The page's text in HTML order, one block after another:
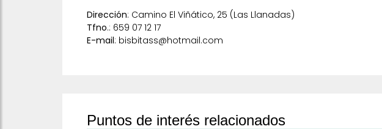
Dirección: Camino El Viñático, 25 (Las Llanadas)
Tfno.: 659 07 12 17
E-mail: bisbitass@hotmail.com
Puntos de interés relacionados